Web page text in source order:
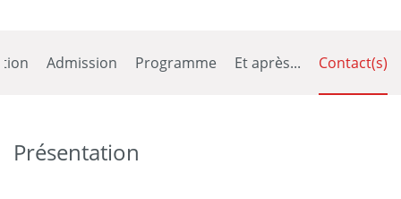
Admission Programme Et après... Contact(s)
Présentation